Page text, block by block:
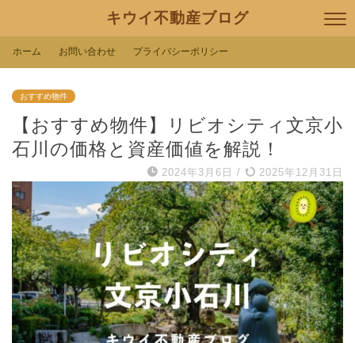
キウイ不動産ブログ
ホーム お問い合わせ プライバシーポリシー
おすすめ物件
【おすすめ物件】リビオシティ文京小
石川の価格と資産価値を解説！
2024年3月6日 / 2025年12月31日